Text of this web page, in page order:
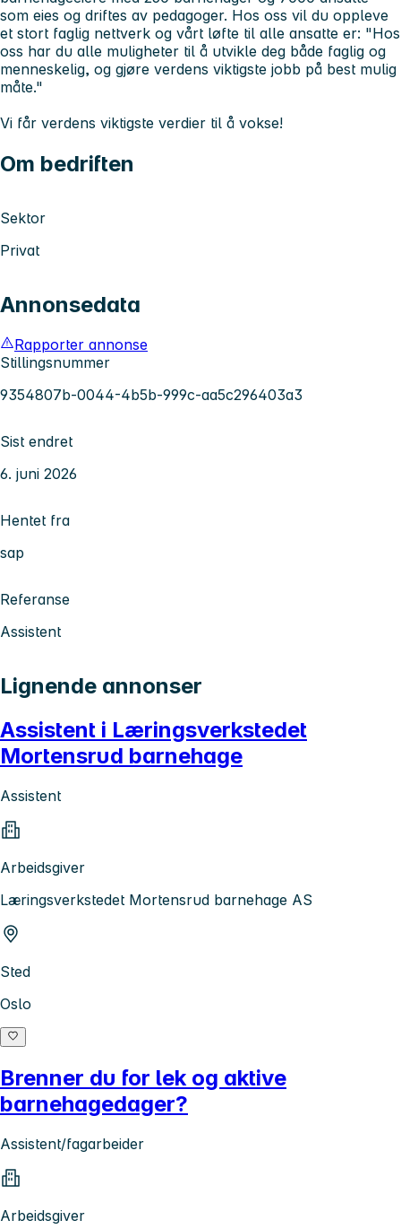
som eies og driftes av pedagoger. Hos oss vil du oppleve
et stort faglig nettverk og vårt løfte til alle ansatte er: "Hos
oss har du alle muligheter til å utvikle deg både faglig og
menneskelig, og gjøre verdens viktigste jobb på best mulig
måte."
Vi får verdens viktigste verdier til å vokse!
Om bedriften
Sektor
Privat
Annonsedata
Rapporter annonse
Stillingsnummer
9354807b-0044-4b5b-999c-aa5c296403a3
Sist endret
6. juni 2026
Hentet fra
sap
Referanse
Assistent
Lignende annonser
Assistent i Læringsverkstedet
Mortensrud barnehage
Assistent
Arbeidsgiver
Læringsverkstedet Mortensrud barnehage AS
Sted
Oslo
Brenner du for lek og aktive
barnehagedager?
Assistent/fagarbeider
Arbeidsgiver